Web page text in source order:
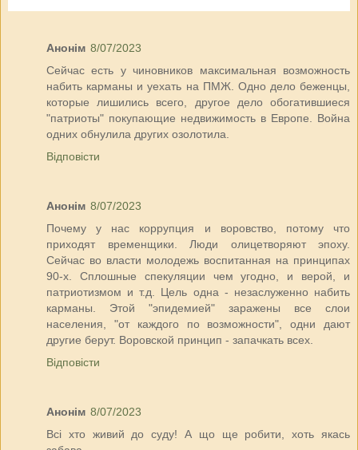
Анонім 8/07/2023
Сейчас есть у чиновников максимальная возможность
набить карманы и уехать на ПМЖ. Одно дело беженцы,
которые лишились всего, другое дело обогатившиеся
"патриоты" покупающие недвижимость в Европе. Война
одних обнулила других озолотила.
Відповісти
Анонім 8/07/2023
Почему у нас коррупция и воровство, потому что
приходят временщики. Люди олицетворяют эпоху.
Сейчас во власти молодежь воспитанная на принципах
90-х. Сплошные спекуляции чем угодно, и верой, и
патриотизмом и т.д. Цель одна - незаслуженно набить
карманы. Этой "эпидемией" заражены все слои
населения, "от каждого по возможности", одни дают
другие берут. Воровской принцип - запачкать всех.
Відповісти
Анонім 8/07/2023
Всі хто живий до суду! А що ще робити, хоть якась